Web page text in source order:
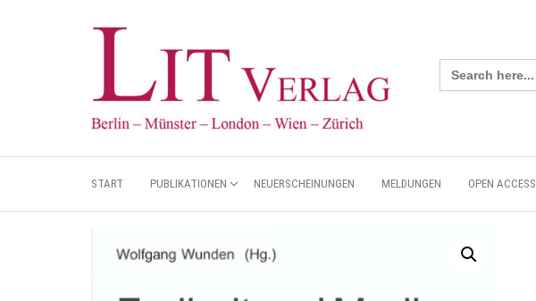
Search
for:
START PUBLIKATIONEN NEUERSCHEINUNGEN MELDUNGEN OPEN ACCESS